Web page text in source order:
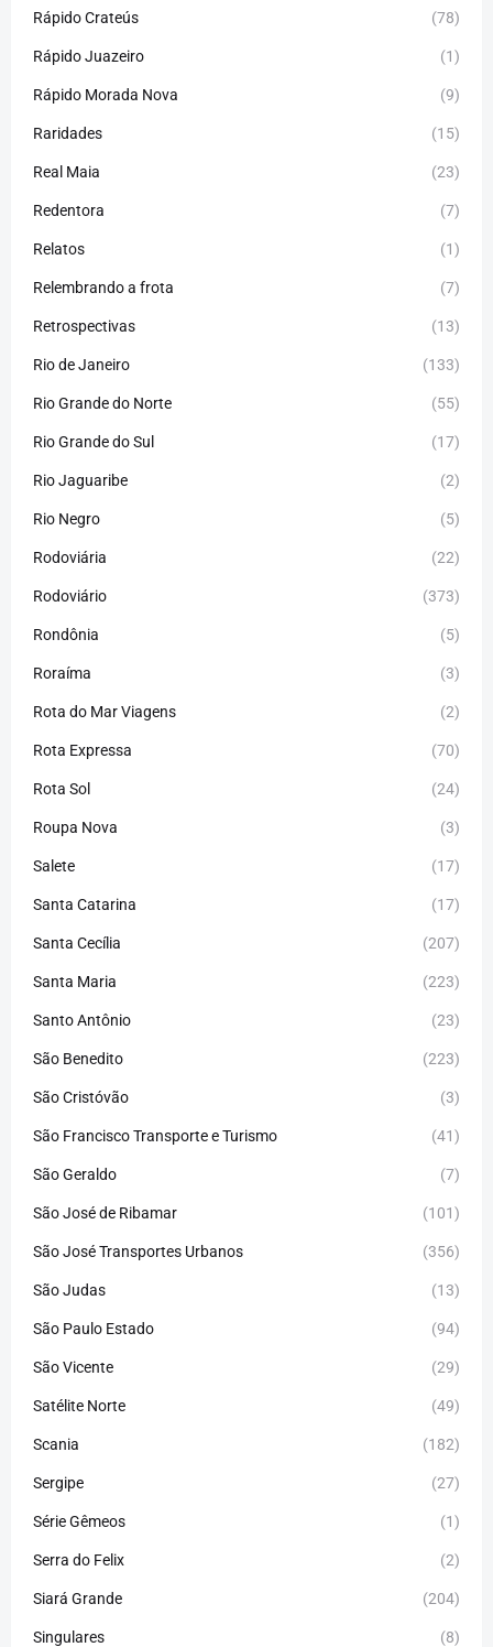
Rápido Crateús (78)
Rápido Juazeiro (1)
Rápido Morada Nova (9)
Raridades (15)
Real Maia (23)
Redentora (7)
Relatos (1)
Relembrando a frota (7)
Retrospectivas (13)
Rio de Janeiro (133)
Rio Grande do Norte (55)
Rio Grande do Sul (17)
Rio Jaguaribe (2)
Rio Negro (5)
Rodoviária (22)
Rodoviário (373)
Rondônia (5)
Roraíma (3)
Rota do Mar Viagens (2)
Rota Expressa (70)
Rota Sol (24)
Roupa Nova (3)
Salete (17)
Santa Catarina (17)
Santa Cecília (207)
Santa Maria (223)
Santo Antônio (23)
São Benedito (223)
São Cristóvão (3)
São Francisco Transporte e Turismo (41)
São Geraldo (7)
São José de Ribamar (101)
São José Transportes Urbanos (356)
São Judas (13)
São Paulo Estado (94)
São Vicente (29)
Satélite Norte (49)
Scania (182)
Sergipe (27)
Série Gêmeos (1)
Serra do Felix (2)
Siará Grande (204)
Singulares (8)